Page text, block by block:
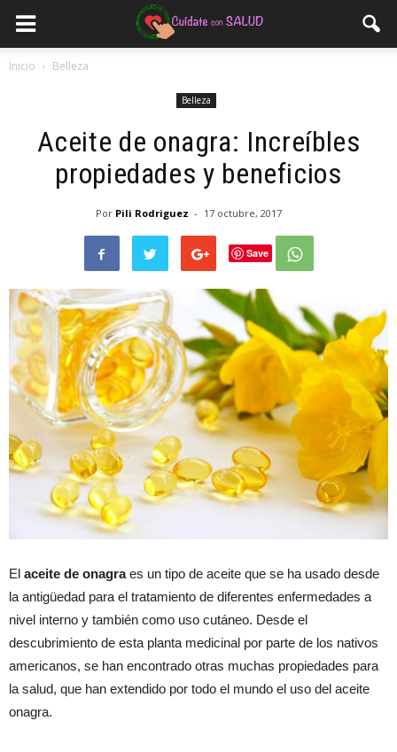
Inicio Belleza
Belleza
Aceite de onagra: Increíbles
propiedades y beneficios
Por Pili Rodriguez - 17 octubre, 2017
Save
El aceite de onagraes un tipo de aceite que se ha usado desde
la antigüedad para el tratamiento de diferentes enfermedades a
nivel interno y también como uso cutáneo. Desde el
descubrimiento de esta planta medicinal por parte de los nativos
americanos, se han encontrado otras muchas propiedades para
la salud, que han extendido por todo el mundo el uso del aceite
onagra.